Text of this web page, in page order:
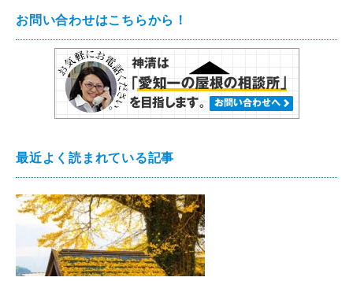
お問い合わせはこちらから！
最近よく読まれている記事